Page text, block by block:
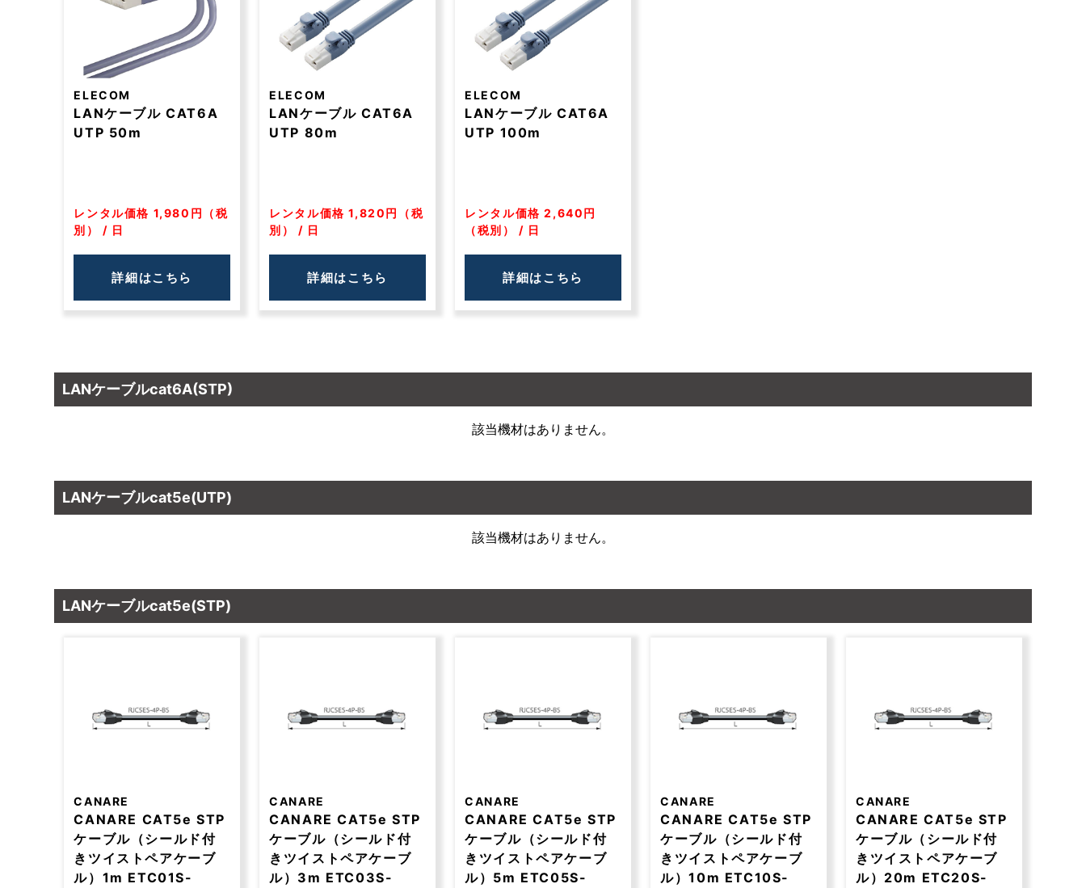
ELECOM
LANケーブル CAT6A
UTP 50m
レンタル価格 1,980円（税
別） / 日
詳細はこちら
ELECOM
LANケーブル CAT6A
UTP 80m
レンタル価格 1,820円（税
別） / 日
詳細はこちら
ELECOM
LANケーブル CAT6A
UTP 100m
レンタル価格 2,640円
（税別） / 日
詳細はこちら
LANケーブルcat6A(STP)
該当機材はありません。
LANケーブルcat5e(UTP)
該当機材はありません。
LANケーブルcat5e(STP)
CANARE
CANARE CAT5e STP
ケーブル（シールド付
きツイストペアケーブ
ル）1m ETC01S-
CANARE
CANARE CAT5e STP
ケーブル（シールド付
きツイストペアケーブ
ル）3m ETC03S-
CANARE
CANARE CAT5e STP
ケーブル（シールド付
きツイストペアケーブ
ル）5m ETC05S-
CANARE
CANARE CAT5e STP
ケーブル（シールド付
きツイストペアケーブ
ル）10m ETC10S-
CANARE
CANARE CAT5e STP
ケーブル（シールド付
きツイストペアケーブ
ル）20m ETC20S-